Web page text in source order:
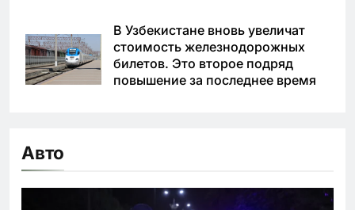
В Узбекистане вновь увеличат
стоимость железнодорожных
билетов. Это второе подряд
повышение за последнее время
Авто